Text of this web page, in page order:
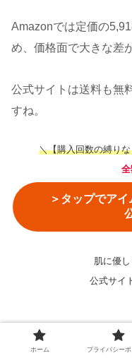
Amazonでは定価の
め、価格面で大きな差
公式サイトは送料も無
すね。
＼【購入回数の縛り
＞タップでア
肌に優
公式サイ
アイムケア マ
ホーム プライバシー